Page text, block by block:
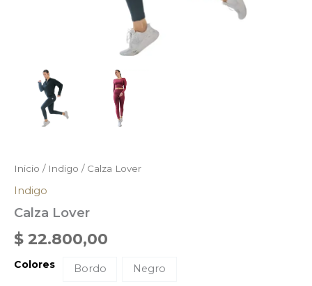
Inicio / Indigo / Calza Lover
Indigo
Calza Lover
$ 22.800,00
Colores Bordo Negro